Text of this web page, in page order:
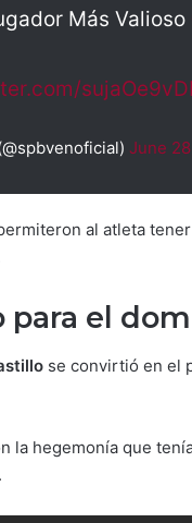
Más Valioso
June
al atleta
para el
se convirtió en el
la hegemonía que